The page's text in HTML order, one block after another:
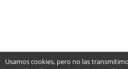
Usamos cookies, pero no las